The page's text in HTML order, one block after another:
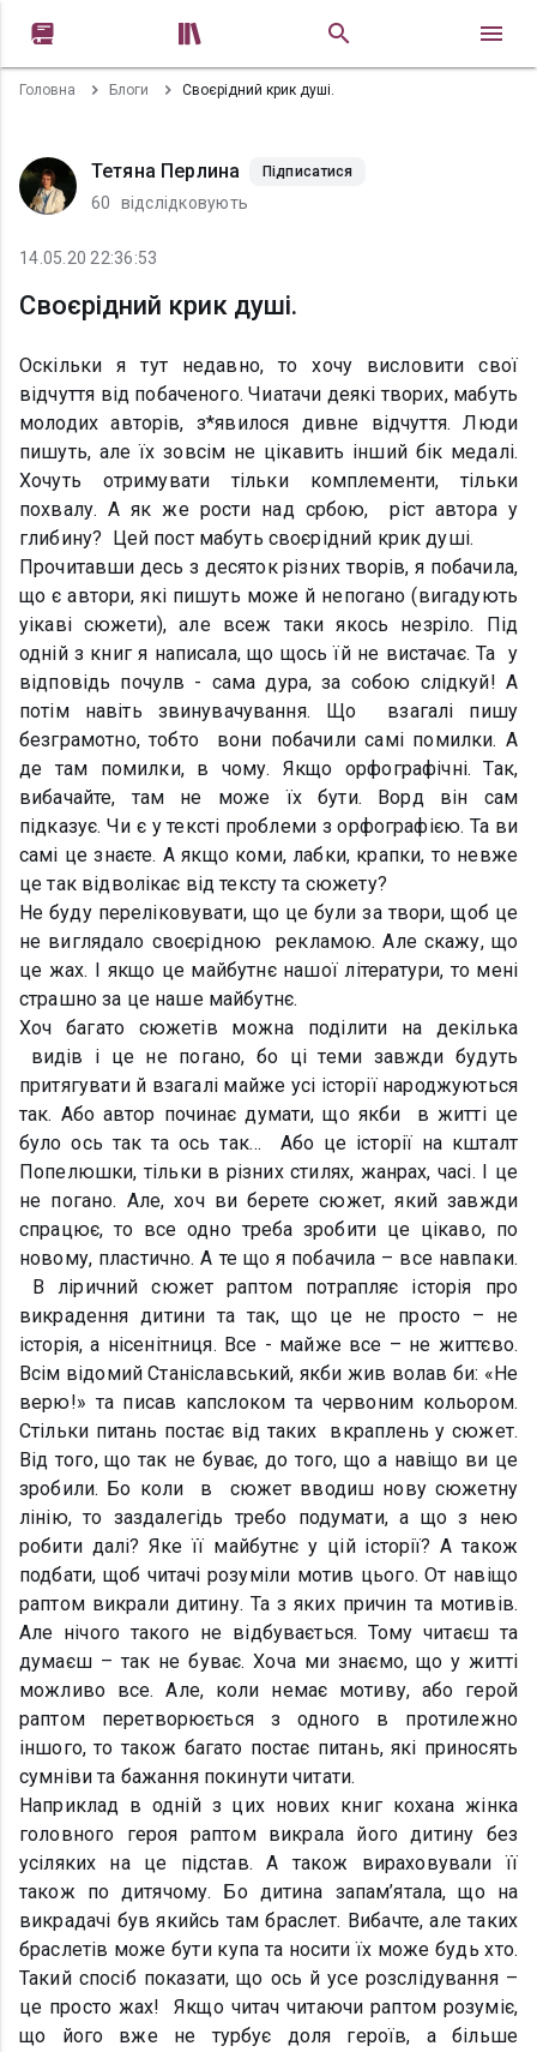
 
Головна Блоги Своєрідний крик душі.
Тетяна Перлина Підписатися
60 відслідковують
14.05.20 22:36:53
Своєрідний крик душі.
Оскільки я тут недавно, то хочу висловити свої
відчуття від побаченого. Чиатачи деякі творих, мабуть
молодих авторів, з*явилося дивне відчуття. Люди
пишуть, але їх зовсім не цікавить інший бік медалі.
Хочуть отримувати тільки комплементи, тільки
похвалу. А як же рости над србою, ріст автора у
глибину? Цей пост мабуть своєрідний крик душі.
Прочитавши десь з десяток різних творів, я побачила,
що є автори, які пишуть може й непогано (вигадують
уікаві сюжети), але всеж таки якось незріло. Під
одній з книг я написала, що щось їй не вистачає. Та у
відповідь почулв - сама дура, за собою слідкуй! А
потім навіть звинувачування. Що взагалі пишу
безграмотно, тобто вони побачили самі помилки. А
де там помилки, в чому. Якщо орфографічні. Так,
вибачайте, там не може їх бути. Ворд він сам
підказує. Чи є у тексті проблеми з орфографією. Та ви
самі це знаєте. А якщо коми, лабки, крапки, то невже
це так відволікає від тексту та сюжету?
Не буду переліковувати, що це були за твори, щоб це
не виглядало своєрідною рекламою. Але скажу, що
це жах. І якщо це майбутнє нашої літератури, то мені
страшно за це наше майбутнє.
Хоч багато сюжетів можна поділити на декілька
видів і це не погано, бо ці теми завжди будуть
притягувати й взагалі майже усі історії народжуються
так. Або автор починає думати, що якби в житті це
було ось так та ось так… Або це історії на кшталт
Попелюшки, тільки в різних стилях, жанрах, часі. І це
не погано. Але, хоч ви берете сюжет, який завжди
спрацює, то все одно треба зробити це цікаво, по
новому, пластично. А те що я побачила – все навпаки.
В ліричний сюжет раптом потрапляє історія про
викрадення дитини та так, що це не просто – не
історія, а нісенітниця. Все - майже все – не життєво.
Всім відомий Станіславський, якби жив волав би: «Не
верю!» та писав капслоком та червоним кольором.
Стільки питань постає від таких вкраплень у сюжет.
Від того, що так не буває, до того, що а навіщо ви це
зробили. Бо коли в сюжет вводиш нову сюжетну
лінію, то заздалегідь требо подумати, а що з нею
робити далі? Яке її майбутнє у цій історії? А також
подбати, щоб читачі розуміли мотив цього. От навіщо
раптом викрали дитину. Та з яких причин та мотивів.
Але нічого такого не відбувається. Тому читаєш та
думаєш – так не буває. Хоча ми знаємо, що у житті
можливо все. Але, коли немає мотиву, або герой
раптом перетворюється з одного в протилежно
іншого, то також багато постає питань, які приносять
сумніви та бажання покинути читати.
Наприклад в одній з цих нових книг кохана жінка
головного героя раптом викрала його дитину без
усіляких на це підстав. А також вираховували її
також по дитячому. Бо дитина запам’ятала, що на
викрадачі був якийсь там браслет. Вибачте, але таких
браслетів може бути купа та носити їх може будь хто.
Такий спосіб показати, що ось й усе розслідування –
це просто жах! Якщо читач читаючи раптом розуміє,
що його вже не турбує доля героїв, а більше